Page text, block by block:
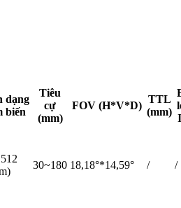
dạng
biến
Tiêu
cự
(mm)
FOV (H*V*D)
TTL
(mm)
30~180 18,18°*14,59° / /